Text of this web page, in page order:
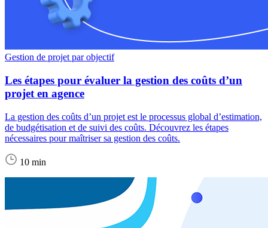
Gestion de projet par objectif
Les étapes pour évaluer la gestion des coûts d’un
projet en agence
La gestion des coûts d’un projet est le processus global d’estimation,
de budgétisation et de suivi des coûts. Découvrez les étapes
nécessaires pour maîtriser sa gestion des coûts.
10 min